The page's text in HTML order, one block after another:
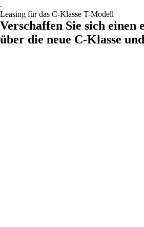
.
Leasing für das C-Klasse T-Modell
Verschaffen Sie sich einen
über die neue C-Klasse